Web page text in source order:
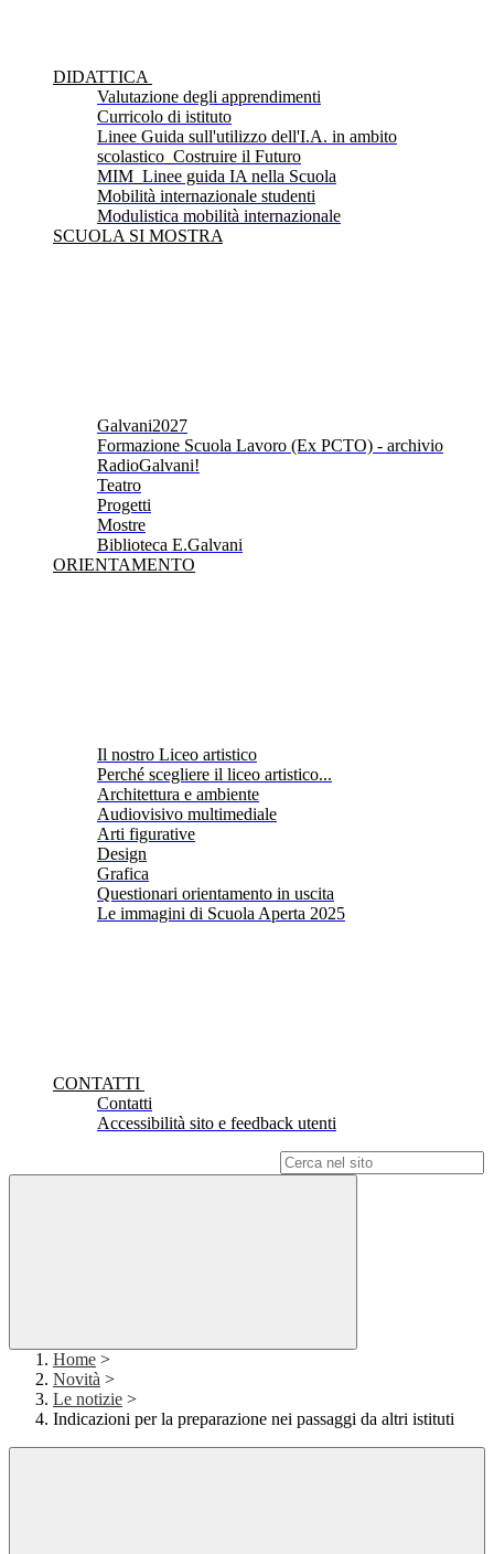
DIDATTICA
Valutazione degli apprendimenti
Curricolo di istituto
Linee Guida sull'utilizzo dell'I.A. in ambito
scolastico_Costruire il Futuro
MIM_Linee guida IA nella Scuola
Mobilità internazionale studenti
Modulistica mobilità internazionale
SCUOLA SI MOSTRA
Galvani2027
Formazione Scuola Lavoro (Ex PCTO) - archivio
RadioGalvani!
Teatro
Progetti
Mostre
Biblioteca E.Galvani
ORIENTAMENTO
Il nostro Liceo artistico
Perché scegliere il liceo artistico...
Architettura e ambiente
Audiovisivo multimediale
Arti figurative
Design
Grafica
Questionari orientamento in uscita
Le immagini di Scuola Aperta 2025
CONTATTI
Contatti
Accessibilità sito e feedback utenti
Home >
Novità >
Le notizie >
Indicazioni per la preparazione nei passaggi da altri istituti